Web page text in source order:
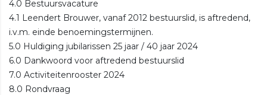
4.0 Bestuursvacature
4.1 Leendert Brouwer, vanaf 2012 bestuurslid, is aftredend,
i.v.m. einde benoemingstermijnen.
5.0 Huldiging jubilarissen 25 jaar / 40 jaar 2024
6.0 Dankwoord voor aftredend bestuurslid
7.0 Activiteitenrooster 2024
8.0 Rondvraag